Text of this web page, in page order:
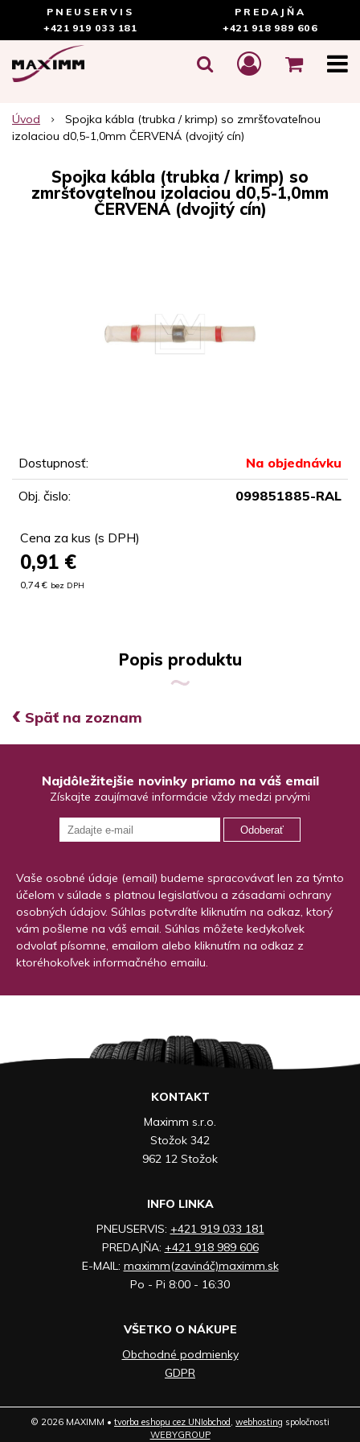
PNEUSERVIS
+421 919 033 181
PREDAJŇA
+421 918 989 606
Úvod
Spojka kábla (trubka / krimp) so zmršťovateľnou
izolaciou d0,5-1,0mm ČERVENÁ (dvojitý cín)
Spojka kábla (trubka / krimp) so
zmršťovateľnou izolaciou d0,5-1,0mm
ČERVENÁ (dvojitý cín)
Dostupnosť: Na objednávku
Obj. čislo: 099851885-RAL
Cena za kus (s DPH)
0,91 €
0,74 € bez DPH
Popis produktu
‹ Späť na zoznam
Najdôležitejšie novinky priamo na váš email
Získajte zaujímavé informácie vždy medzi prvými
Odoberať
Vaše osobné údaje (email) budeme spracovávať len za týmto
účelom v súlade s platnou legislatívou a zásadami ochrany
osobných údajov. Súhlas potvrdíte kliknutím na odkaz, ktorý
vám pošleme na váš email. Súhlas môžete kedykoľvek
odvolať písomne, emailom alebo kliknutím na odkaz z
ktoréhokoľvek informačného emailu.
KONTAKT
Maximm s.r.o.
Stožok 342
962 12 Stožok
INFO LINKA
PNEUSERVIS: +421 919 033 181
PREDAJŇA: +421 918 989 606
E-MAIL: maximm(zavináč)maximm.sk
Po - Pi 8:00 - 16:30
VŠETKO O NÁKUPE
Obchodné podmienky
GDPR
© 2026 MAXIMM • tvorba eshopu cez UNIobchod webhosting spoločnosti
WEBYGROUP